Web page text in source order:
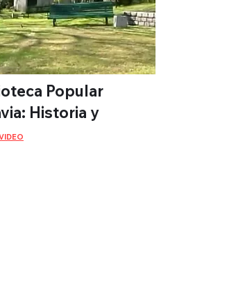
Popular
Historia y